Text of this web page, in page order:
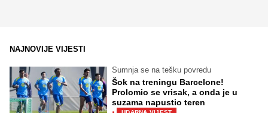
NAJNOVIJE VIJESTI
Sumnja se na tešku povredu
Šok na treningu Barcelone!
Prolomio se vrisak, a onda je u
suzama napustio teren